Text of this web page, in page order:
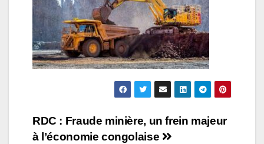
Navigation
RDC : Fraude minière, un frein majeur
à l’économie congolaise